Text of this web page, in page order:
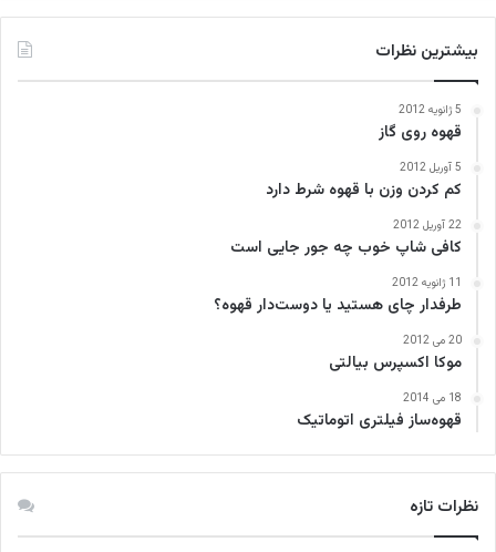
بیشترین نظرات
5 ژانویه 2012
قهوه روی گاز
5 آوریل 2012
کم کردن وزن با قهوه شرط دارد
22 آوریل 2012
کافی‌ شاپ خوب چه جور جایی است
11 ژانویه 2012
طرفدار چای هستید یا دوست‌دار قهوه؟
20 می 2012
موکا اکسپرس بیالتی
18 می 2014
قهوه‌ساز فیلتری اتوماتیک
نظرات تازه